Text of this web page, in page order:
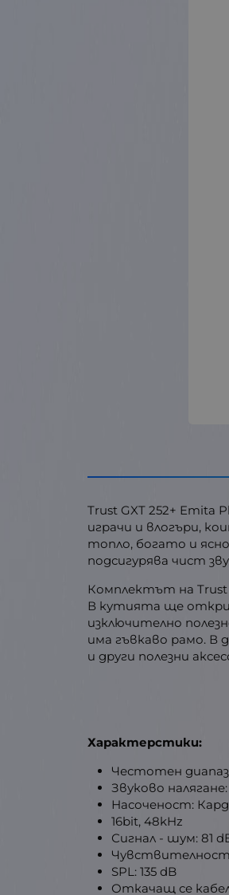
Trust GXT 252+ Emita
играчи и влогъри,
топло, богато и
подсигурява чист
Комплектът на Trust
В кутията ще
изключително
има гъвкаво рамо. В
и други полезни
Характерстики:
Честотен
Звуково налягане:
Насоченост:
16bit, 48kHz
Сигнал - шум: 81
SPL: 135 dB
Откачащ се